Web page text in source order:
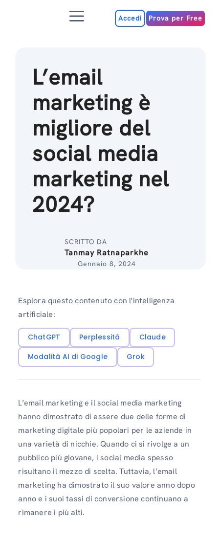
MenuAccedi Prova per Free
L’email
marketing è
migliore del
social media
marketing nel
2024?
SCRITTO DA
Tanmay Ratnaparkhe
Gennaio 8, 2024
Esplora questo contenuto con l'intelligenza
artificiale:
ChatGPT Perplessità
Claude
Modalità AI di Google
Grok
L’email marketing e il social media marketing
hanno dimostrato di essere due delle forme di
marketing digitale più popolari per le aziende in
una varietà di nicchie. Quando ci si rivolge a un
pubblico più giovane, i social media spesso
risultano il mezzo di scelta. Tuttavia, l’email
marketing ha dimostrato il suo valore anno dopo
anno e i suoi tassi di conversione continuano a
rimanere i più alti.